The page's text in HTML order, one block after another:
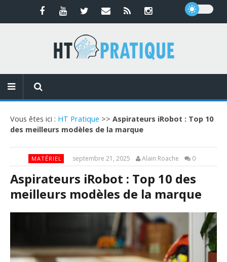
Vous êtes ici : HT Pratique >> Aspirateurs iRobot : Top 10
des meilleurs modèles de la marque
MATÉRIEL septembre 21, 2025 Alain Roache 0
Aspirateurs iRobot : Top 10 des
meilleurs modèles de la marque